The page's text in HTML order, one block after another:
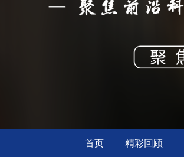
首页 精彩回顾